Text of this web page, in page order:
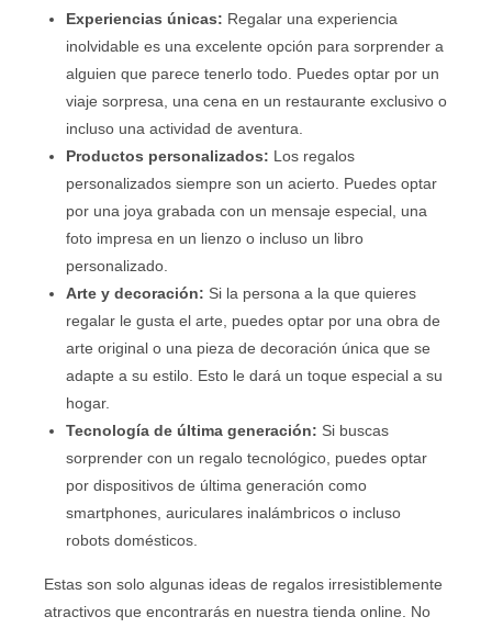
Experiencias únicas: Regalar una experiencia
inolvidable es una excelente opción para sorprender a
alguien que parece tenerlo todo. Puedes optar por un
viaje sorpresa, una cena en un restaurante exclusivo o
incluso una actividad de aventura.
Productos personalizados: Los regalos
personalizados siempre son un acierto. Puedes optar
por una joya grabada con un mensaje especial, una
foto impresa en un lienzo o incluso un libro
personalizado.
Arte y decoración: Si la persona a la que quieres
regalar le gusta el arte, puedes optar por una obra de
arte original o una pieza de decoración única que se
adapte a su estilo. Esto le dará un toque especial a su
hogar.
Tecnología de última generación: Si buscas
sorprender con un regalo tecnológico, puedes optar
por dispositivos de última generación como
smartphones, auriculares inalámbricos o incluso
robots domésticos.
Estas son solo algunas ideas de regalos irresistiblemente
atractivos que encontrarás en nuestra tienda online. No